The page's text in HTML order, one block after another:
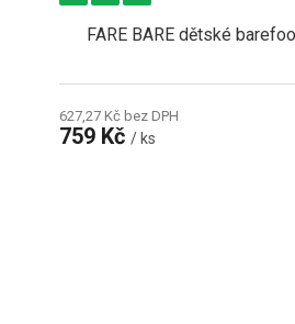
FARE BARE dětské
627,27 Kč bez DPH
759 Kč/ ks